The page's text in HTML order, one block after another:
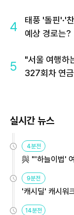
4
태풍 '돌핀'·'
예상 경로는?
5
"서울 여행하
327회차 연
실시간 뉴스
4분전
與 "'하늘이법'
9분전
'캐시딜' 캐시워
14분전